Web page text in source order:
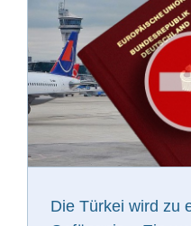
Die Türkei wird zu